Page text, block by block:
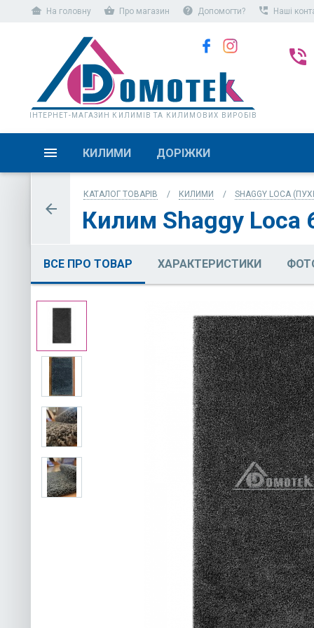
other_houses На головну shopping_basket Про магазин help Допомогти? perm_phone_msg Наші
ІНТЕРНЕТ-МАГАЗИН КИЛИМІВ ТА КИЛИМОВИХ ВИРОБІВ
phone_in_talk
КИЛИМИ ДОРІЖКИ
КАТАЛОГ ТОВАРІВ КИЛИМИ SHAGGY LOCA
Килим Shaggy Loca
arrow_back
ВСЕ ПРО ТОВАР ХАРАКТЕРИСТИКИ